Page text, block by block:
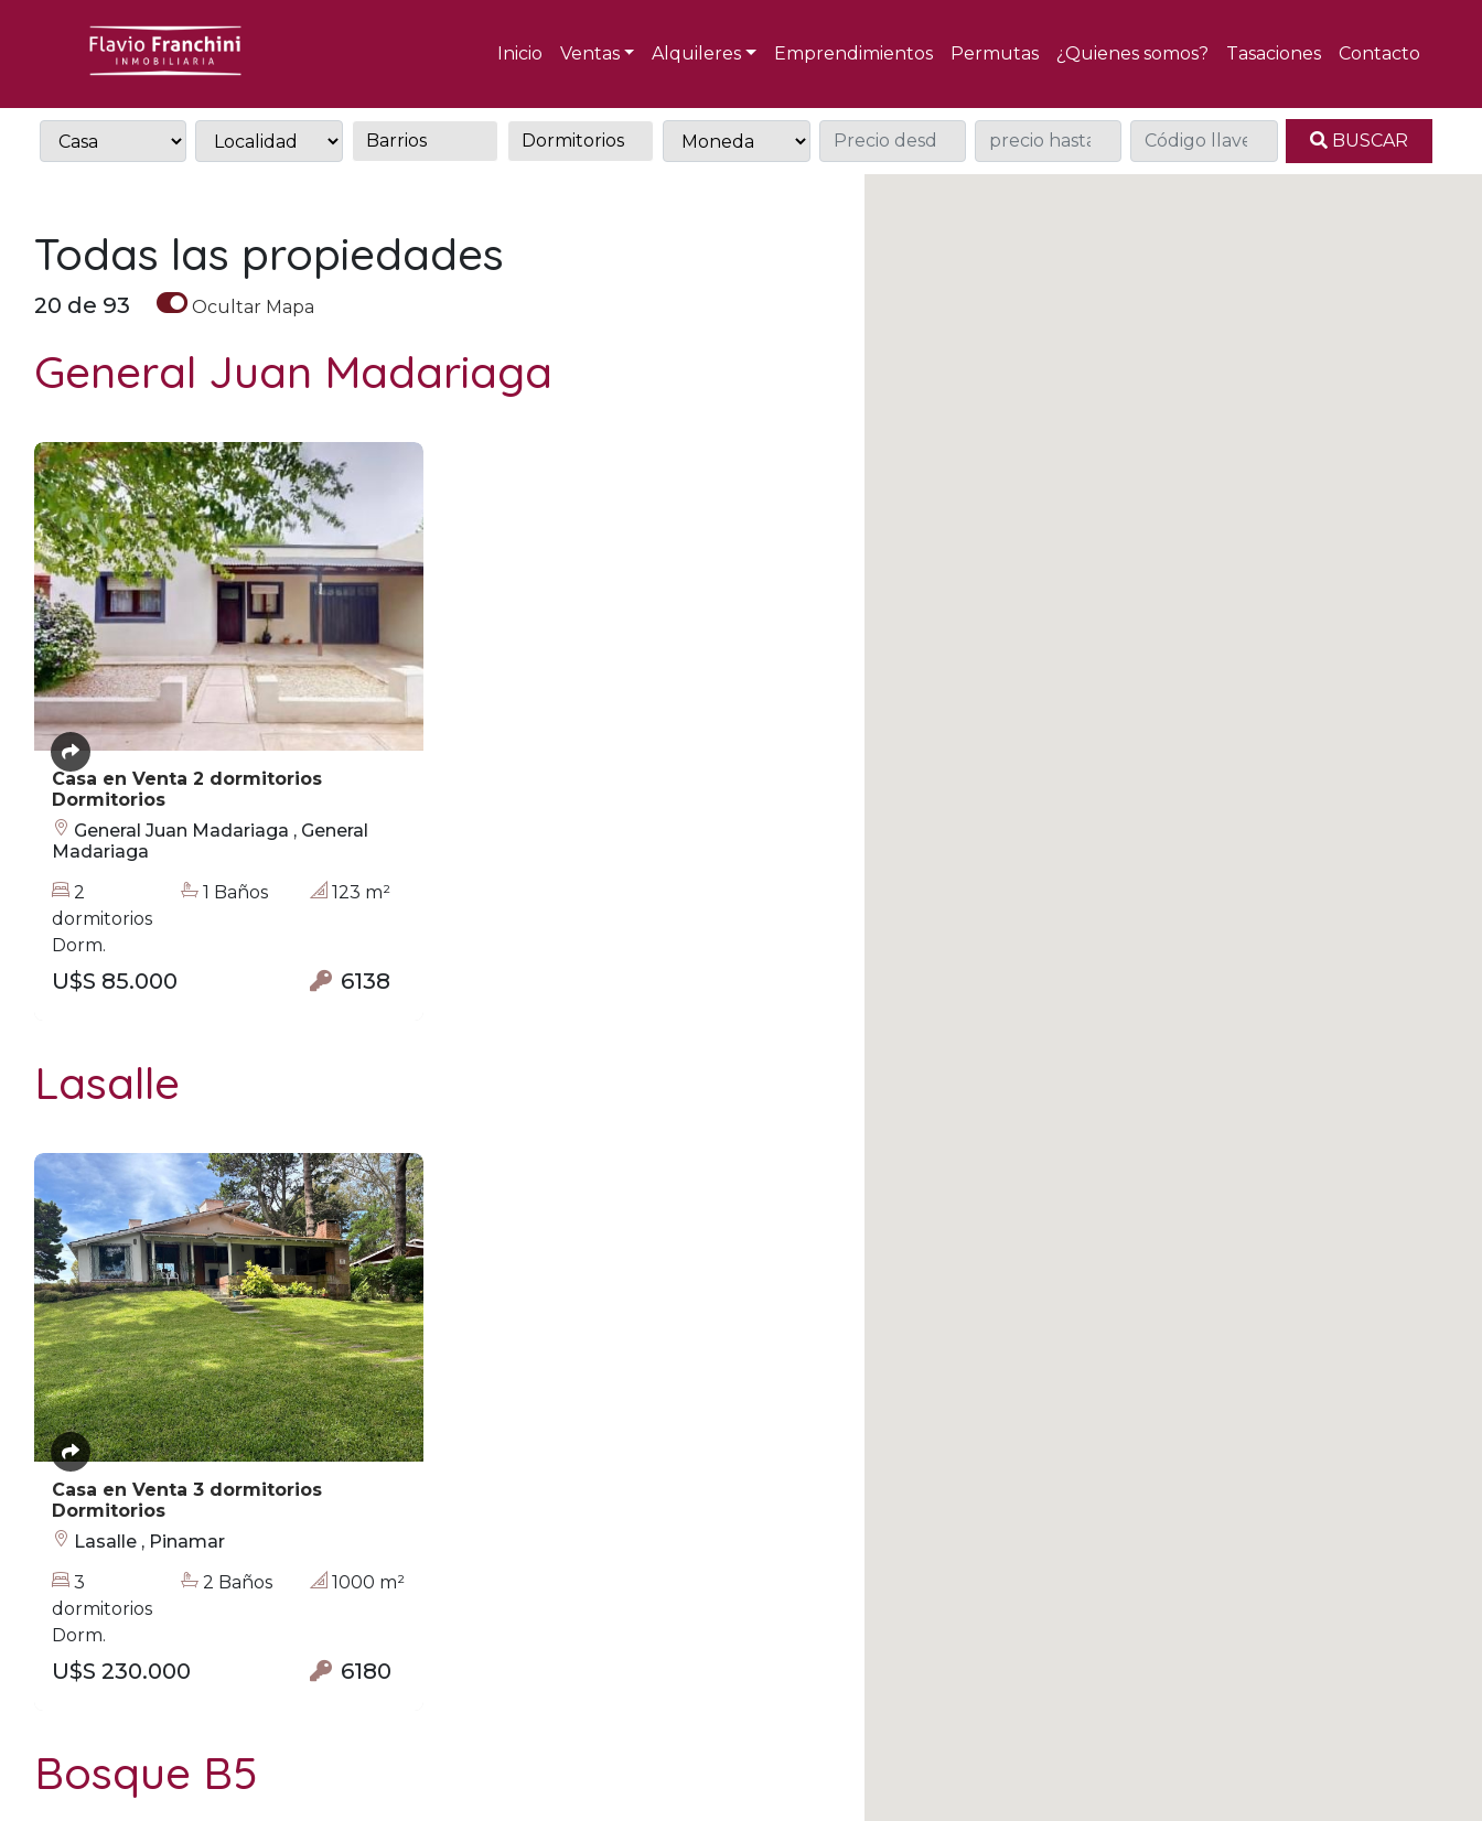
Inicio Ventas Alquileres Emprendimientos Permutas ¿Quienes somos? Tasaciones Contacto
BUSCAR
Todas las propiedades
20 de 93 Ocultar Mapa
General Juan Madariaga
Casa en Venta 2 dormitorios
Dormitorios
General Juan Madariaga , General
Madariaga
2
dormitorios
Dorm.
1 Baños 123 m²
U$S 85.000 6138
Lasalle
Casa en Venta 3 dormitorios
Dormitorios
Lasalle , Pinamar
3
dormitorios
Dorm.
2 Baños 1000 m²
U$S 230.000 6180
Bosque B5